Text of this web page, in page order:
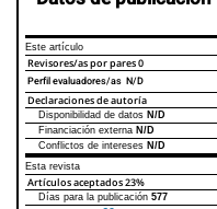
Este artículo
Revisores/as por pares0
Perfil evaluadores/as N/D
Declaraciones de autoría
Declaraciones de autoríaEste artículo
Disponibilidad de datos N/D
Financiación externa N/D
Conflictos de intereses N/D
Esta revista
Artículos aceptados23%
Días para la publicación 577